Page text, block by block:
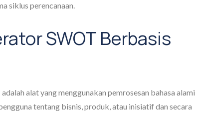
siklus perencanaan.
SWOT Berbasis
alat yang menggunakan pemrosesan bahasa alami
tentang bisnis, produk, atau inisiatif dan secara